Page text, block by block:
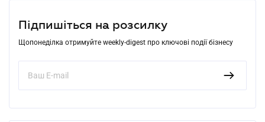
Підпишіться на розсилку
Щопонеділка отримуйте weekly-digest про ключові події бізнесу